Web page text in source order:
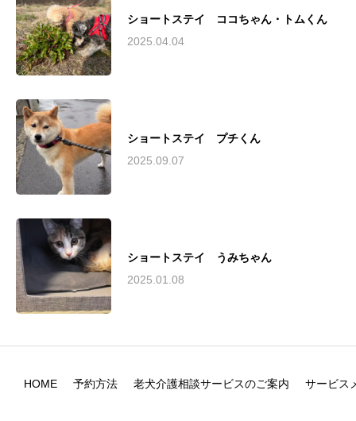
ショートステイ ココちゃん・トムくん
2025.04.04
ショートステイ プチくん
2025.09.07
ショートステイ うみちゃん
2025.01.08
HOME 予約方法 老犬介護相談サービスのご案内 サービス